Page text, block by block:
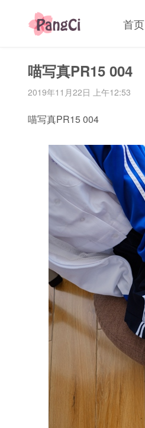
首页
喵写真PR15 004
2019年11月22日 上午12:53
喵写真PR15 004